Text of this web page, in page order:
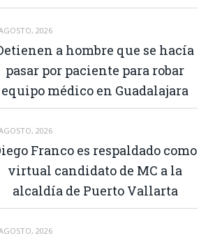
2026
a hombre que se hacía
pasar por paciente para robar
equipo médico en Guadalajara
2026
Franco es respaldado como
virtual candidato de MC a la
alcaldía de Puerto Vallarta
2026